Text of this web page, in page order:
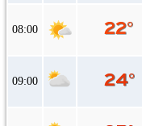
08:00
09:00